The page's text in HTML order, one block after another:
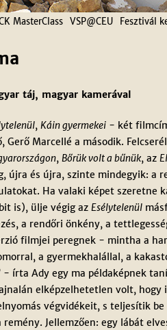
táj, magyar kamerával
, Káin gyermekei - két
Gerő Marcellé a második.
, Bőrük volt a bűnük, az
újra és újra, szinte mindegyik: a
Ha valaki képet szeretne
is), ülje végig az Esélytelenül
a rendőri önkény, a
filmjei peregnek - mintha a
a gyermekhalállal, a
írta Ady egy ma példaképnek
elképzelhetetlen volt, hogy
végvidékeit, s teljesítik
Jellemzően: egy lábát
MasterClass VSP@CEU Fesztivál